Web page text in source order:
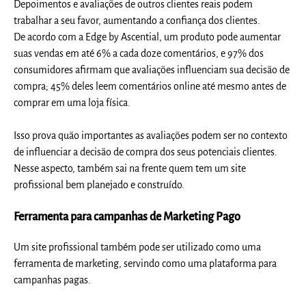
Depoimentos e avaliações de outros clientes reais podem
trabalhar a seu favor, aumentando a confiança dos clientes.
De acordo com a Edge by Ascential, um produto pode aumentar
suas vendas em até 6% a cada doze comentários, e 97% dos
consumidores afirmam que avaliações influenciam sua decisão de
compra; 45% deles leem comentários online até mesmo antes de
comprar em uma loja física.
Isso prova quão importantes as avaliações podem ser no contexto
de influenciar a decisão de compra dos seus potenciais clientes.
Nesse aspecto, também sai na frente quem tem um site
profissional bem planejado e construído.
Ferramenta para campanhas de Marketing Pago
Um site profissional também pode ser utilizado como uma
ferramenta de marketing, servindo como uma plataforma para
campanhas pagas.